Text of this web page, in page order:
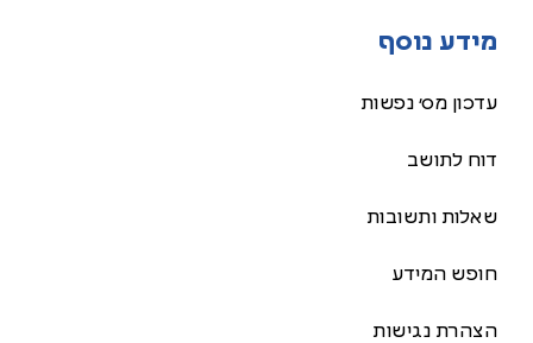
מידע נוסף
עדכון מס׳ נפשות
דוח לתושב
שאלות ותשובות
חופש המידע
הצהרת נגישות